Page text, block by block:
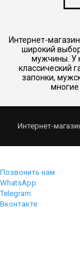
Интернет-
широкий
мужчины. У
классический
запонки,
многие
Интернет-
Позвонить нам
WhatsApp
Telegram
Вконтакте